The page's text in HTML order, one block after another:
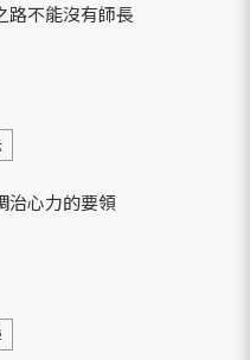
路不能沒有師長
治心力的要領